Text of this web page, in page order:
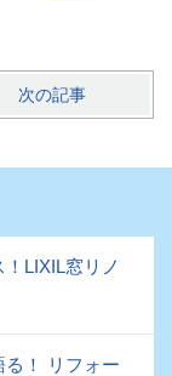
次の記事
！LIXIL窓リノ
！ リフォー